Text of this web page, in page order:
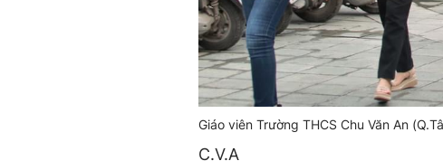
Giáo viên Trường THCS Chu Văn An
C.V.A